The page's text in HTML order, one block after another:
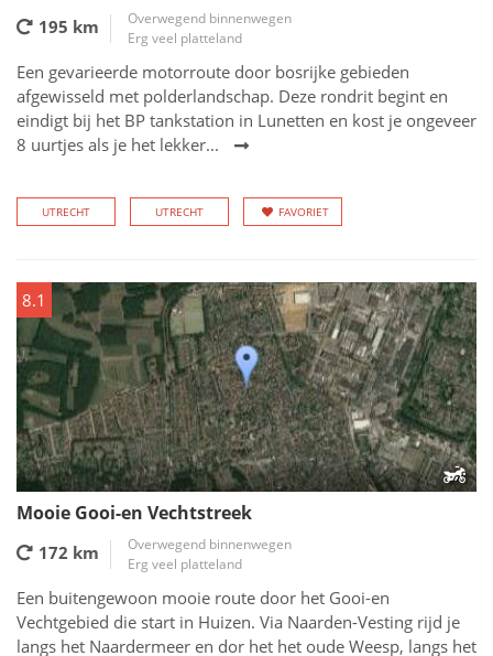
195 km
Overwegend binnenwegen
Erg veel platteland
Een gevarieerde motorroute door bosrijke gebieden
afgewisseld met polderlandschap. Deze rondrit begint en
eindigt bij het BP tankstation in Lunetten en kost je ongeveer
8 uurtjes als je het lekker...
UTRECHT UTRECHT FAVORIET
8.1
Mooie Gooi-en Vechtstreek
172 km
Overwegend binnenwegen
Erg veel platteland
Een buitengewoon mooie route door het Gooi-en
Vechtgebied die start in Huizen. Via Naarden-Vesting rijd je
langs het Naardermeer en dor het het oude Weesp, langs het